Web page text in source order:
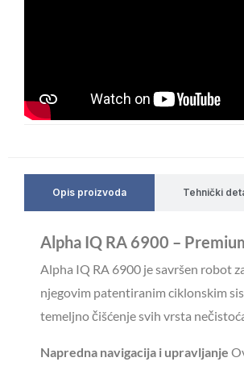
Opis proizvoda Tehnički
Alpha IQ RA 6900 –
Alpha IQ RA 6900 je savršen robot
njegovim patentiranim ciklonskim
temeljno čišćenje svih vrsta
Napredna navigacija i upravljanje